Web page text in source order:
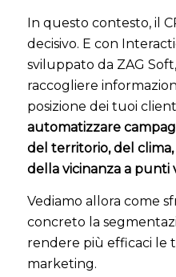
In questo contesto, il
decisivo. E con
sviluppato da ZAG
raccogliere
posizione dei tuoi
automatizzare
del territorio, del
della vicinanza a punti
Vediamo allora come
concreto la
rendere più efficaci le
marketing.